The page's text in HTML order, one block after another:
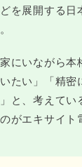
を展開する日
家にいながら
たい」「精密
と、考えてい
がエキサイト